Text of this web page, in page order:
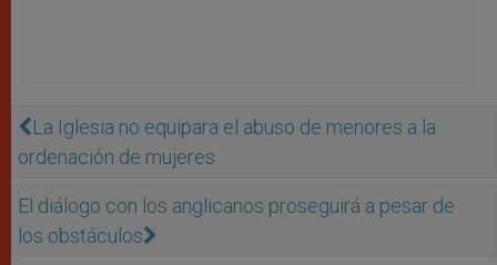
La Iglesia no equipara el abuso de menores a la
ordenación de mujeres
El diálogo con los anglicanos proseguirá a pesar de
los obstáculos